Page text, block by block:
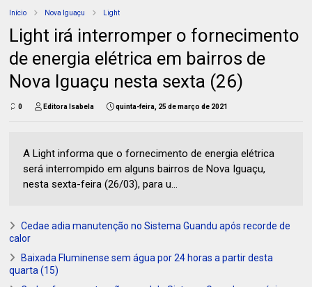
Início Nova Iguaçu Light
Light irá interromper o fornecimento
de energia elétrica em bairros de
Nova Iguaçu nesta sexta (26)
0 Editora Isabela quinta-feira, 25 de março de 2021
A Light informa que o fornecimento de energia elétrica
será interrompido em alguns bairros de Nova Iguaçu,
nesta sexta-feira (26/03), para u...
Cedae adia manutenção no Sistema Guandu após recorde de
calor
Baixada Fluminense sem água por 24 horas a partir desta
quarta (15)